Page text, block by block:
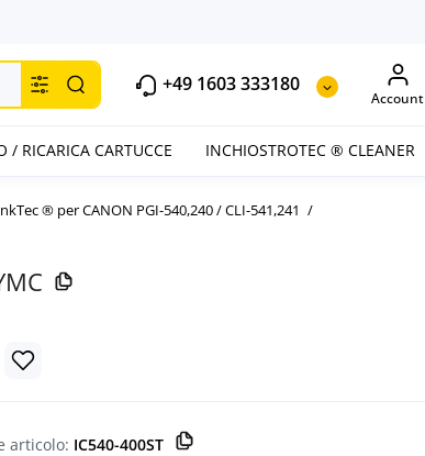
+49 1603 333180
Account
/ RICARICA CARTUCCE INCHIOSTROTEC ® CLEANER
® per CANON PGI-540,240 / CLI-541,241
articolo: IC540-400ST